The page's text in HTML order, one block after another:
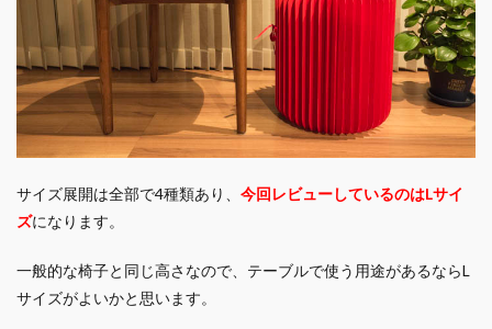
サイズ展開は全部で4種類あり、 今回レビューしているのはLサイ
ズになります。
一般的な椅子と同じ高さなので、テーブルで使う用途があるならL
サイズがよいかと思います。